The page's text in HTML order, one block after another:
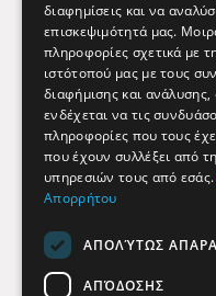
Πολιτική
διαφημίσεις και να
επισκεψιμότητά μας.
πληροφορίες σχετικά με
ιστότοπού μας με τους
διαφήμισης και ανάλυσης,
ενδέχεται να τις
πληροφορίες που τους
που έχουν συλλέξει από
υπηρεσιών τους από εσάς.
Απορρήτου
ΑΠΟΛΎΤΩΣ
ΑΠΌΔΟΣΗΣ